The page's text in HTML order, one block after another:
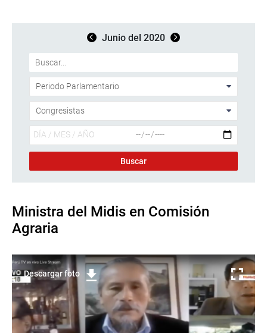
Junio del 2020
Ministra del Midis en Comisión
Agraria
Descargar foto